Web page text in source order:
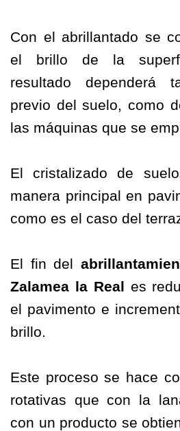
Con el abrillantado se
el brillo de la
resultado dependerá
previo del suelo, como
las máquinas que se
El cristalizado de
manera principal en
como es el caso del
El fin del
Zalamea la Real es
el pavimento e
brillo.
Este proceso se hace
rotativas que con la
con un producto se